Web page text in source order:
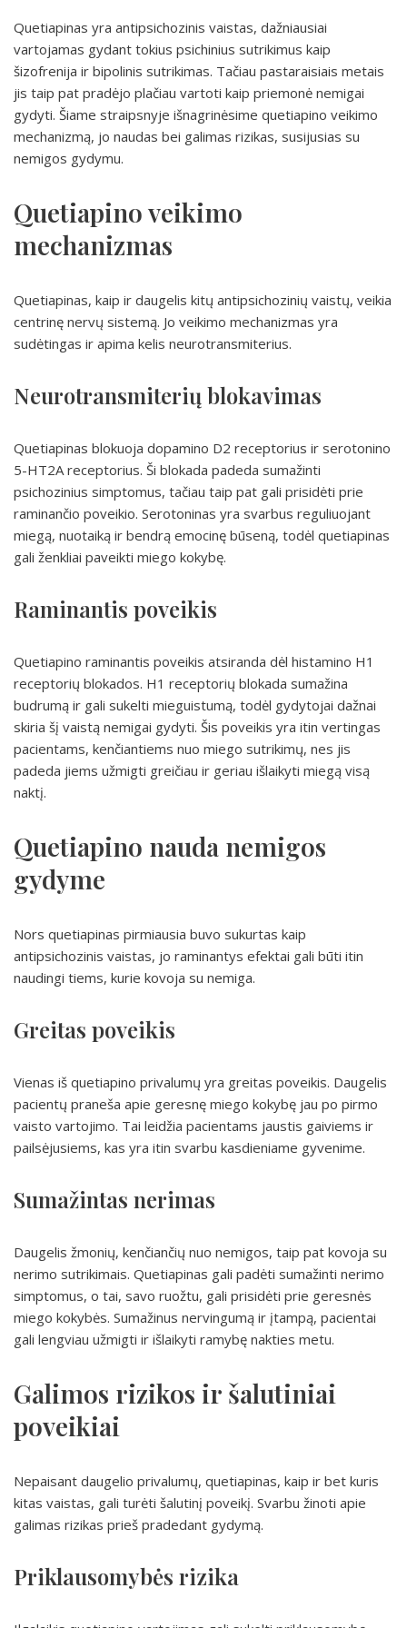
Quetiapinas yra antipsichozinis vaistas, dažniausiai
vartojamas gydant tokius psichinius sutrikimus kaip
šizofrenija ir bipolinis sutrikimas. Tačiau pastaraisiais metais
jis taip pat pradėjo plačiau vartoti kaip priemonė nemigai
gydyti. Šiame straipsnyje išnagrinėsime quetiapino veikimo
mechanizmą, jo naudas bei galimas rizikas, susijusias su
nemigos gydymu.
Quetiapino veikimo
mechanizmas
Quetiapinas, kaip ir daugelis kitų antipsichozinių vaistų, veikia
centrinę nervų sistemą. Jo veikimo mechanizmas yra
sudėtingas ir apima kelis neurotransmiterius.
Neurotransmiterių blokavimas
Quetiapinas blokuoja dopamino D2 receptorius ir serotonino
5-HT2A receptorius. Ši blokada padeda sumažinti
psichozinius simptomus, tačiau taip pat gali prisidėti prie
raminančio poveikio. Serotoninas yra svarbus reguliuojant
miegą, nuotaiką ir bendrą emocinę būseną, todėl quetiapinas
gali ženkliai paveikti miego kokybę.
Raminantis poveikis
Quetiapino raminantis poveikis atsiranda dėl histamino H1
receptorių blokados. H1 receptorių blokada sumažina
budrumą ir gali sukelti mieguistumą, todėl gydytojai dažnai
skiria šį vaistą nemigai gydyti. Šis poveikis yra itin vertingas
pacientams, kenčiantiems nuo miego sutrikimų, nes jis
padeda jiems užmigti greičiau ir geriau išlaikyti miegą visą
naktį.
Quetiapino nauda nemigos
gydyme
Nors quetiapinas pirmiausia buvo sukurtas kaip
antipsichozinis vaistas, jo raminantys efektai gali būti itin
naudingi tiems, kurie kovoja su nemiga.
Greitas poveikis
Vienas iš quetiapino privalumų yra greitas poveikis. Daugelis
pacientų praneša apie geresnę miego kokybę jau po pirmo
vaisto vartojimo. Tai leidžia pacientams jaustis gaiviems ir
pailsėjusiems, kas yra itin svarbu kasdieniame gyvenime.
Sumažintas nerimas
Daugelis žmonių, kenčiančių nuo nemigos, taip pat kovoja su
nerimo sutrikimais. Quetiapinas gali padėti sumažinti nerimo
simptomus, o tai, savo ruožtu, gali prisidėti prie geresnės
miego kokybės. Sumažinus nervingumą ir įtampą, pacientai
gali lengviau užmigti ir išlaikyti ramybę nakties metu.
Galimos rizikos ir šalutiniai
poveikiai
Nepaisant daugelio privalumų, quetiapinas, kaip ir bet kuris
kitas vaistas, gali turėti šalutinį poveikį. Svarbu žinoti apie
galimas rizikas prieš pradedant gydymą.
Priklausomybės rizika